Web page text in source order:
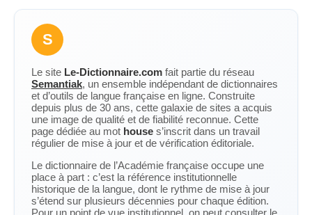
S
Le site Le-Dictionnaire.com fait partie du réseau
Semantiak, un ensemble indépendant de dictionnaires
et d’outils de langue française en ligne. Construite
depuis plus de 30 ans, cette galaxie de sites a acquis
une image de qualité et de fiabilité reconnue. Cette
page dédiée au mot house s’inscrit dans un travail
régulier de mise à jour et de vérification éditoriale.
Le dictionnaire de l’Académie française occupe une
place à part : c’est la référence institutionnelle
historique de la langue, dont le rythme de mise à jour
s’étend sur plusieurs décennies pour chaque édition.
Pour un point de vue institutionnel, on peut consulter le